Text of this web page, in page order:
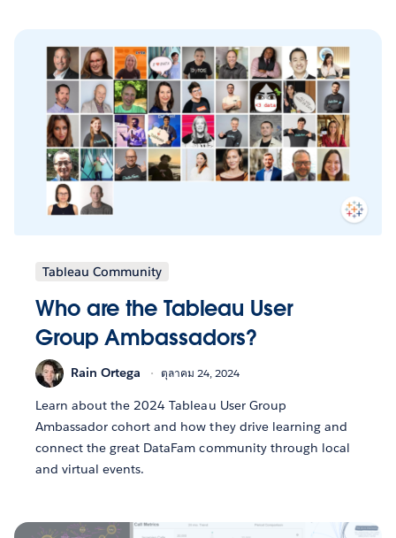
Tableau Community
Who are the Tableau User
Group Ambassadors?
Rain Ortega ตุลาคม 24, 2024
Learn about the 2024 Tableau User Group
Ambassador cohort and how they drive learning and
connect the great DataFam community through local
and virtual events.